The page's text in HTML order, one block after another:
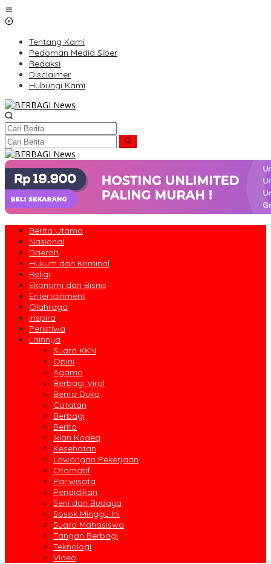
Lewati
ke
Tentang Kami
Pedoman Media Siber
Redaksi
Disclaimer
Hubungi Kami
Berita Utama
Nasional
Daerah
Hukum dan Kriminal
Religi
Ekonomi dan Bisnis
Entertainment
Olahraga
Inspira
Peristiwa
Lainnya
Suara KKN
Opini
Agama
Berbagi Viral
Berita Duka
Catatan
Berbagi
Berita
Iklan Kodeq
Kesehatan
Lowongan Pekerjaan
Otomatif
Pariwisata
Pendidikan
Seni dan Budaya
Sosok Minggu Ini
Suara Mahasiswa
Tangan Berbagi
Teknologi
Video